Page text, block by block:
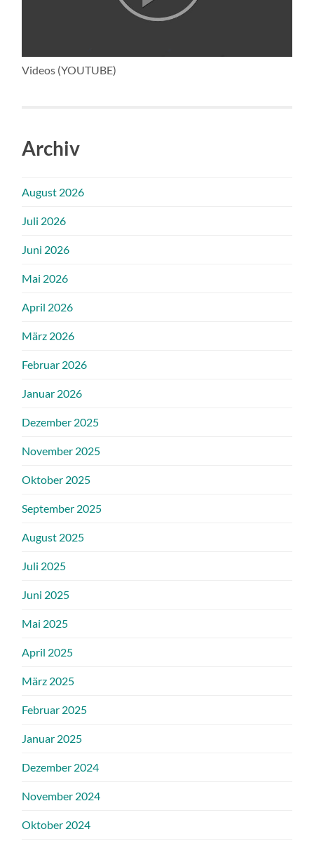
Videos (YOUTUBE)
Archiv
August 2026
Juli 2026
Juni 2026
Mai 2026
April 2026
März 2026
Februar 2026
Januar 2026
Dezember 2025
November 2025
Oktober 2025
September 2025
August 2025
Juli 2025
Juni 2025
Mai 2025
April 2025
März 2025
Februar 2025
Januar 2025
Dezember 2024
November 2024
Oktober 2024